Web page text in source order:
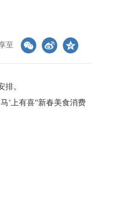
至
。
’上有喜”新春美食消费